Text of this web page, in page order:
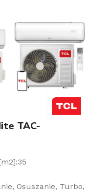
TAC-
Osuszanie, Turbo,